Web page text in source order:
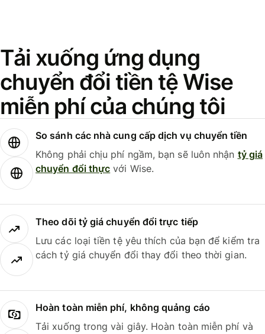
Tải xuống ứng dụng
chuyển đổi tiền tệ Wise
miễn phí của chúng tôi
So sánh các nhà cung cấp dịch vụ chuyển tiền
Không phải chịu phí ngầm, bạn sẽ luôn nhận tỷ giá
chuyển đổi thực với Wise.
Theo dõi tỷ giá chuyển đổi trực tiếp
Lưu các loại tiền tệ yêu thích của bạn để kiểm tra
cách tỷ giá chuyển đổi thay đổi theo thời gian.
Hoàn toàn miễn phí, không quảng cáo
Tải xuống trong vài giây. Hoàn toàn miễn phí và